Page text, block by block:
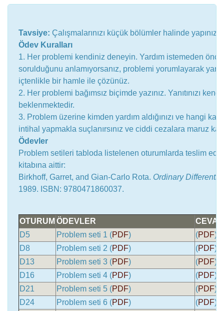
Tavsiye: Çalışmalarınızı küçük bölümler halinde
Ödev Kuralları
1. Her problemi kendiniz deneyin. Yardım istemeden
sorulduğunu anlamıyorsanız, problemi yorumlayarak
içtenlikle bir hamle ile çözünüz.
2. Her problemi bağımsız biçimde yazınız. Yanıtınızı
beklenmektedir.
3. Problem üzerine kimden yardım aldığınızı ve hangi
intihal yapmakla suçlanırsınız ve ciddi cezalara maruz
Ödevler
Problem setileri tabloda listelenen oturumlarda teslim
kitabına aittir:
Birkhoff, Garret, and Gian-Carlo Rota. Ordinary
1989. ISBN: 9780471860037.
OTURUM ÖDEVLER
D5
Problem seti 1 (PDF) (PDF)
D8
Problem seti 2 (PDF) (PDF)
D13
Problem seti 3 (PDF) (PDF)
D16
Problem seti 4 (PDF) (PDF)
D21
Problem seti 5 (PDF) (PDF)
D24
Problem seti 6 (PDF) (PDF)